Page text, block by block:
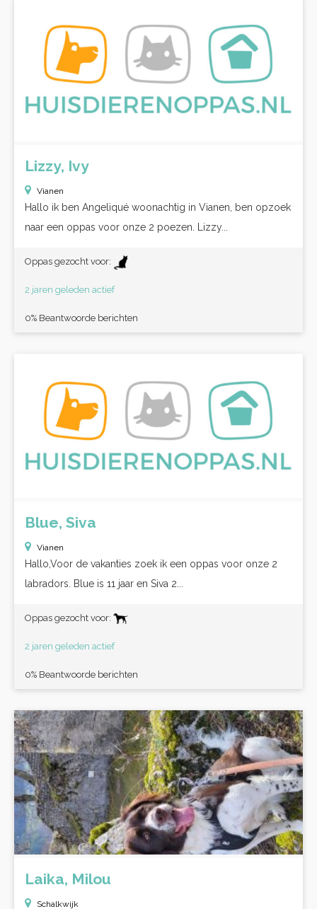
Lizzy, Ivy
Vianen
Hallo ik ben Angeliqué woonachtig in Vianen, ben opzoek
naar een oppas voor onze 2 poezen. Lizzy...
Oppas gezocht voor:
2 jaren geleden actief
0% Beantwoorde berichten
Blue, Siva
Vianen
Hallo,Voor de vakanties zoek ik een oppas voor onze 2
labradors. Blue is 11 jaar en Siva 2...
Oppas gezocht voor:
2 jaren geleden actief
0% Beantwoorde berichten
Laika, Milou
Schalkwijk